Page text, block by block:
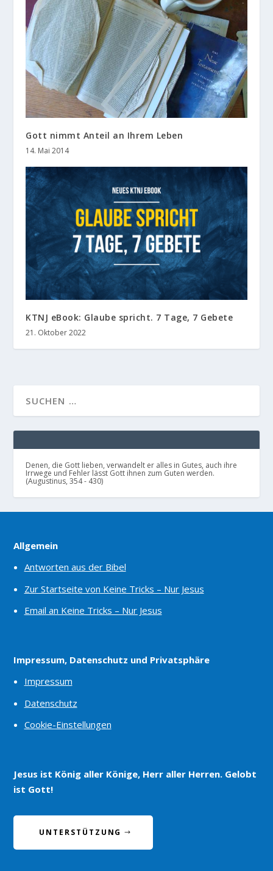
Gott nimmt Anteil an Ihrem Leben
14. Mai 2014
KTNJ eBook: Glaube spricht. 7 Tage, 7 Gebete
21. Oktober 2022
Denen, die Gott lieben, verwandelt er alles in Gutes, auch ihre
Irrwege und Fehler lässt Gott ihnen zum Guten werden.
(Augustinus, 354 - 430)
Allgemein
Antworten aus der Bibel
Zur Startseite von Keine Tricks – Nur Jesus
Email an Keine Tricks – Nur Jesus
Impressum, Datenschutz und Privatsphäre
Impressum
Datenschutz
Cookie-Einstellungen
Jesus ist König aller Könige, Herr aller Herren. Gelobt
ist Gott!
UNTERSTÜTZUNG